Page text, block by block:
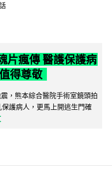
片瘋傳 醫護保護病
得尊敬
，熊本綜合醫院手術室鏡頭拍
護病人，更馬上開逃生門確